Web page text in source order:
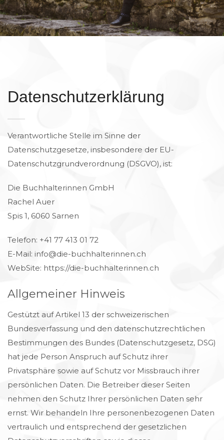
Datenschutzerklärung
Verantwortliche Stelle im Sinne der
Datenschutzgesetze, insbesondere der EU-
Datenschutzgrundverordnung (DSGVO), ist:
Die Buchhalterinnen GmbH
Rachel Auer
Spis 1, 6060 Sarnen
Telefon: +41 77 413 01 72
E-Mail: info@die-buchhalterinnen.ch
WebSite: https://die-buchhalterinnen.ch
Allgemeiner Hinweis
Gestützt auf Artikel 13 der schweizerischen
Bundesverfassung und den datenschutzrechtlichen
Bestimmungen des Bundes (Datenschutzgesetz, DSG)
hat jede Person Anspruch auf Schutz ihrer
Privatsphäre sowie auf Schutz vor Missbrauch ihrer
persönlichen Daten. Die Betreiber dieser Seiten
nehmen den Schutz Ihrer persönlichen Daten sehr
ernst. Wir behandeln Ihre personenbezogenen Daten
vertraulich und entsprechend der gesetzlichen